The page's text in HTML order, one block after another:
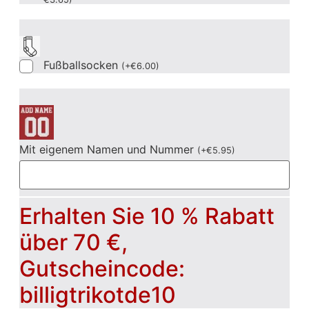
Fußballsocken (+€6.00)
Mit eigenem Namen und Nummer (+€5.95)
Erhalten Sie 10 % Rabatt
über 70 €,
Gutscheincode:
billigtrikotde10